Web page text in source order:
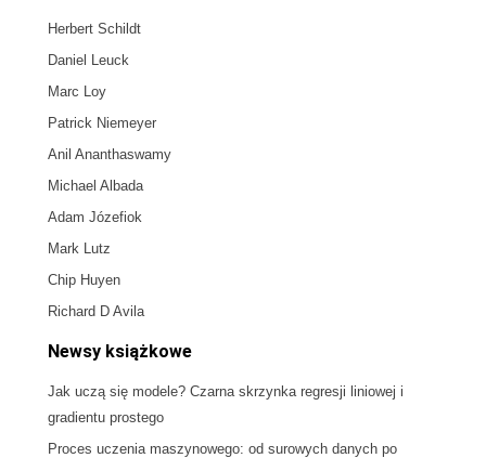
Herbert Schildt
Daniel Leuck
Marc Loy
Patrick Niemeyer
Anil Ananthaswamy
Michael Albada
Adam Józefiok
Mark Lutz
Chip Huyen
Richard D Avila
Newsy książkowe
Jak uczą się modele? Czarna skrzynka regresji liniowej i
gradientu prostego
Proces uczenia maszynowego: od surowych danych po